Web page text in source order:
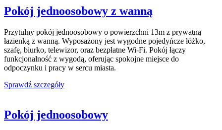
Pokój jednoosobowy z wanną
Przytulny pokój jednoosobowy o powierzchni 13m z prywatną
łazienką z wanną. Wyposażony jest wygodne pojedyńcze łóżko,
szafę, biurko, telewizor, oraz bezpłatne Wi-Fi. Pokój łączy
funkcjonalność z wygodą, oferując spokojne miejsce do
odpoczynku i pracy w sercu miasta.
Sprawdź szczegóły
Pokój jednoosobowy